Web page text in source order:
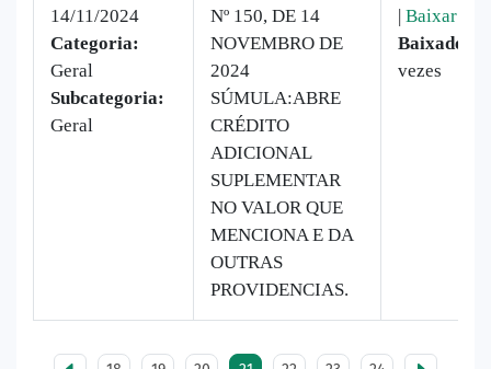
14/11/2024
Categoria:
Geral
Subcategoria:
Geral
Nº 150, DE 14
NOVEMBRO DE
2024
SÚMULA:ABRE
CRÉDITO
ADICIONAL
SUPLEMENTAR
NO VALOR QUE
MENCIONA E DA
OUTRAS
PROVIDENCIAS.
| Baixar
Baixado:
vezes